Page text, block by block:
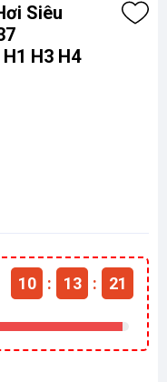
Siêu
H3 H4
10 : 13 : 20